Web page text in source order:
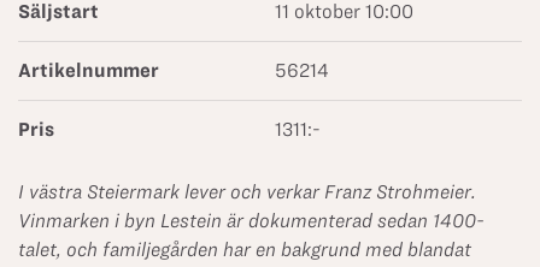
Säljstart 11 oktober 10:00
Artikelnummer 56214
Pris 1311:-
I västra Steiermark lever och verkar Franz Strohmeier.
Vinmarken i byn Lestein är dokumenterad sedan 1400-
talet, och familjegården har en bakgrund med blandat